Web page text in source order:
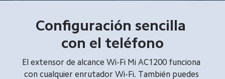
Configuración sencilla
con el teléfono
El extensor de alcance Wi-Fi Mi AC1200 funciona
con cualquier enrutador Wi-Fi. También puedes